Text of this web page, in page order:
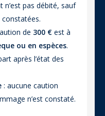
n’est pas débité, sauf
de 300 € est à
ou en espèces.
après l’état des
: aucune caution
n’est constaté.